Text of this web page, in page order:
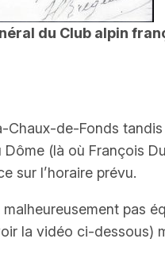
du Club alpin
Chaux-de-Fonds
(là où François
sur l’horaire prévu.
pas
la vidéo ci-dessous)